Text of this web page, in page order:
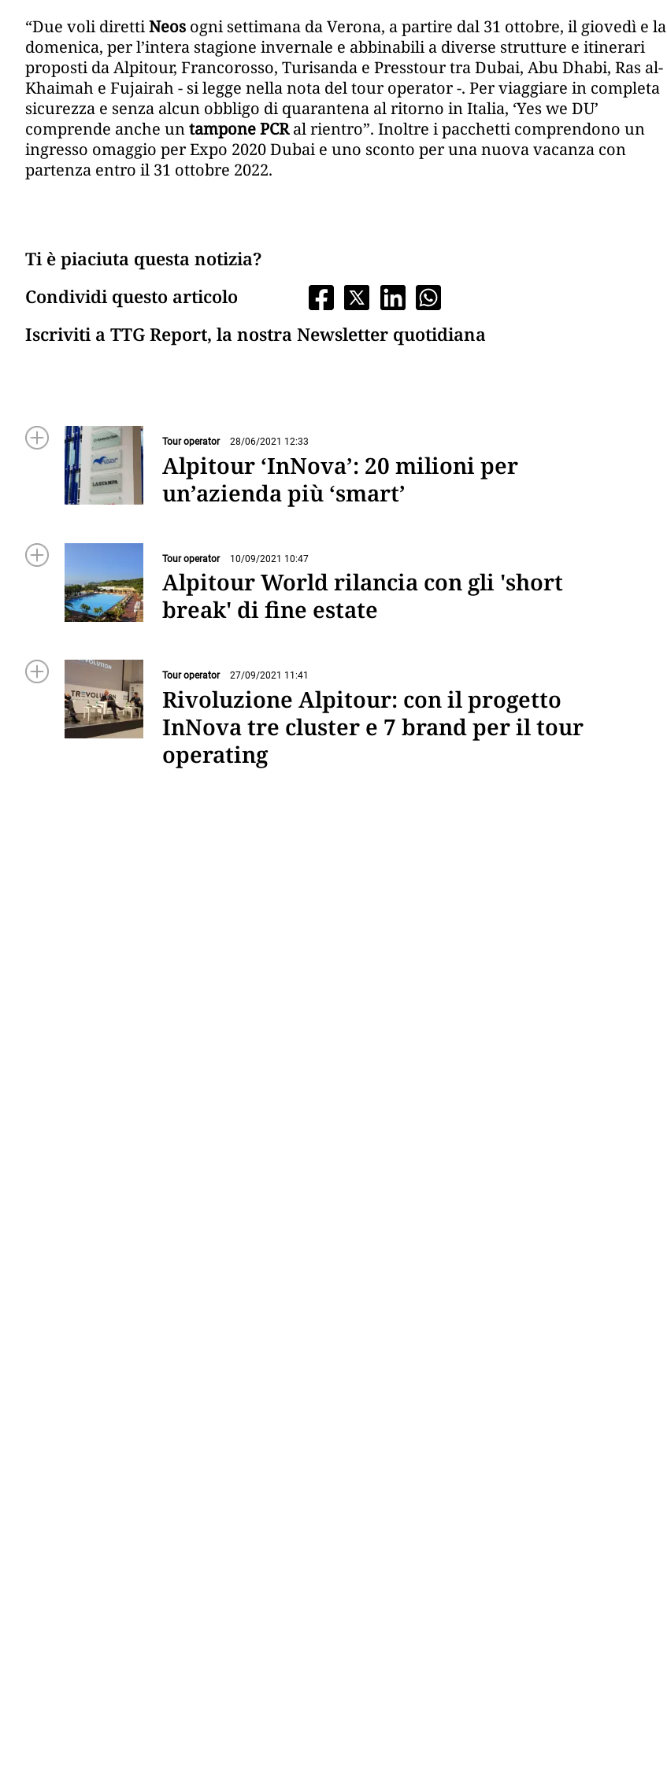
“Due voli direttiNeos ogni settimana da Verona, a partire dal 31 ottobre, il giovedì e la
domenica, per l’intera stagione invernale e abbinabili a diverse strutture e itinerari
proposti da Alpitour, Francorosso, Turisanda e Presstour tra Dubai, Abu Dhabi, Ras al-
Khaimah e Fujairah - si legge nella nota del tour operator -. Per viaggiare in completa
sicurezza e senza alcun obbligo di quarantena al ritorno in Italia, ‘Yes we DU’
comprende anche untampone PCRal rientro”. Inoltre i pacchetti comprendono un
ingresso omaggio per Expo 2020 Dubai e uno sconto per una nuova vacanza con
partenza entro il 31 ottobre 2022.
Ti è piaciuta questa notizia?
Condividi questo articolo
Iscriviti a TTG Report, la nostra Newsletter quotidiana
Tour operator 28/06/2021 12:33
Alpitour ‘InNova’: 20 milioni per
un’azienda più ‘smart’
Tour operator 10/09/2021 10:47
Alpitour World rilancia con gli 'short
break' di fine estate
Tour operator 27/09/2021 11:41
Rivoluzione Alpitour: con il progetto
InNova tre cluster e 7 brand per il tour
operating